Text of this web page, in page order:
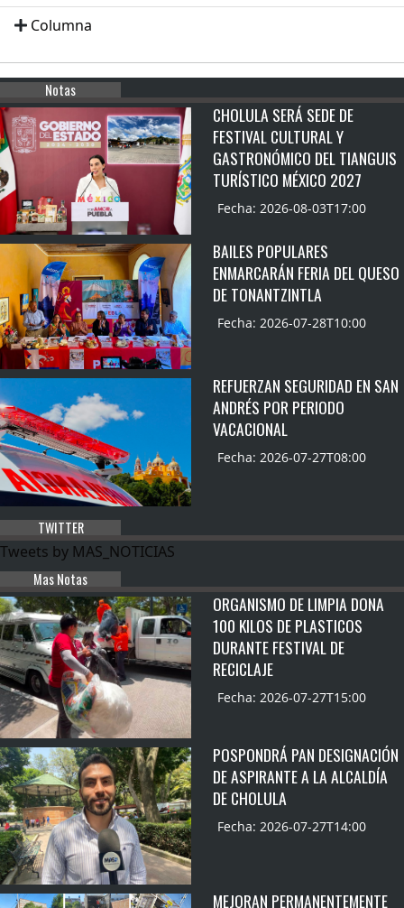
Columna
Notas
CHOLULA SERÁ SEDE DE
FESTIVAL CULTURAL Y
GASTRONÓMICO DEL TIANGUIS
TURÍSTICO MÉXICO 2027
Fecha: 2026-08-03T17:00
BAILES POPULARES
ENMARCARÁN FERIA DEL QUESO
DE TONANTZINTLA
Fecha: 2026-07-28T10:00
REFUERZAN SEGURIDAD EN SAN
ANDRÉS POR PERIODO
VACACIONAL
Fecha: 2026-07-27T08:00
TWITTER
Tweets by MAS_NOTICIAS
Mas Notas
ORGANISMO DE LIMPIA DONA
100 KILOS DE PLASTICOS
DURANTE FESTIVAL DE
RECICLAJE
Fecha: 2026-07-27T15:00
POSPONDRÁ PAN DESIGNACIÓN
DE ASPIRANTE A LA ALCALDÍA
DE CHOLULA
Fecha: 2026-07-27T14:00
MEJORAN PERMANENTEMENTE